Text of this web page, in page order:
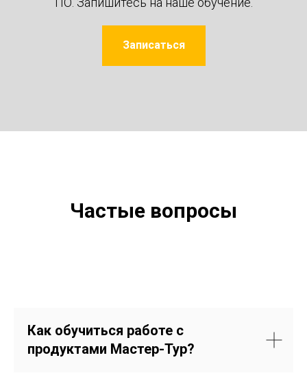
Записаться
Частые вопросы
Как обучиться работе с
продуктами Мастер-Тур?